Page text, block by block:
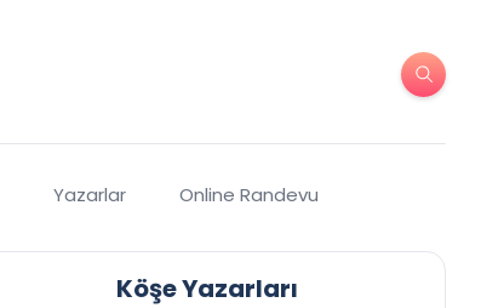
Yazarlar Online Randevu
Köşe Yazarları